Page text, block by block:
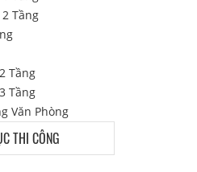
Tầng
Tầng
Tầng
Văn Phòng
THI CÔNG